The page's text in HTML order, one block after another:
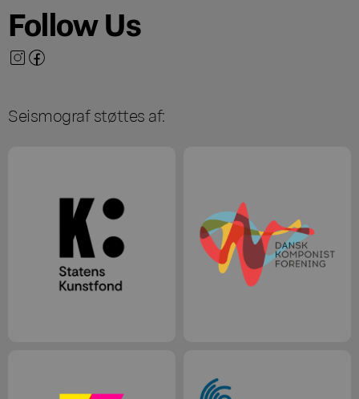
Follow Us
Seismograf støttes af: